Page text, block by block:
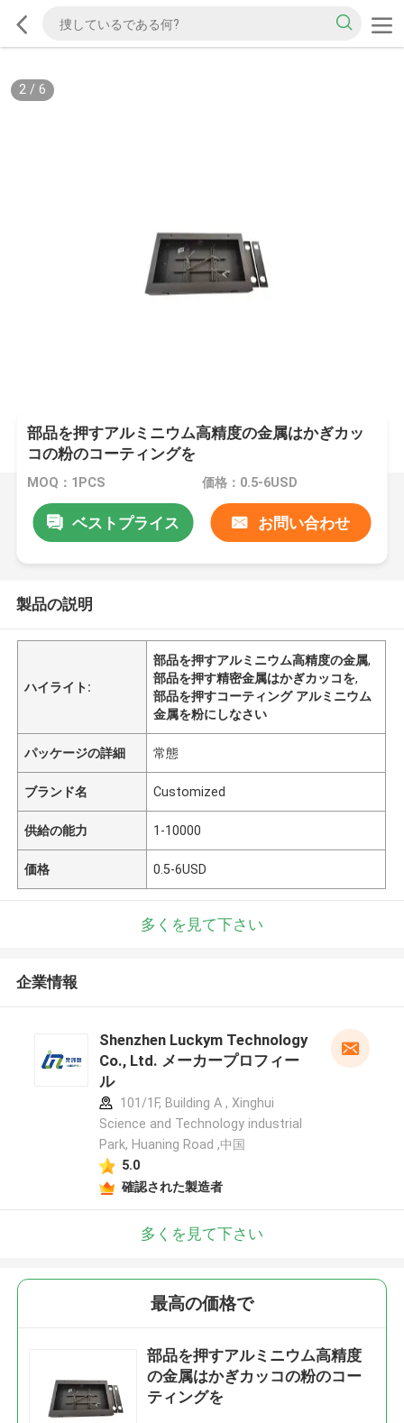
2/ 6
部品を押すアルミニウム高精度の金属はかぎカッ
コの粉のコーティングを
MOQ：1PCS 価格：0.5-6USD
ベストプライス お問い合わせ
製品の説明
ハイライト:
部品を押すアルミニウム高精度の金属,
部品を押す精密金属はかぎカッコを,
部品を押すコーティング アルミニウム
金属を粉にしなさい
パッケージの詳細 常態
ブランド名 Customized
供給の能力 1-10000
価格 0.5-6USD
多くを見て下さい
企業情報
Shenzhen Luckym Technology
Co., Ltd. メーカープロフィー
ル
101/1F, Building A , Xinghui
Science and Technology industrial
Park, Huaning Road ,中国
5.0
確認された製造者
多くを見て下さい
最高の価格で
部品を押すアルミニウム高精度
の金属はかぎカッコの粉のコー
ティングを